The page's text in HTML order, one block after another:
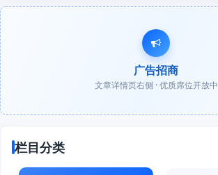
广告招商
文章详情页右侧 · 优质席位开放中
栏目分类